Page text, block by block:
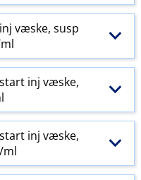
væske, susp
inj væske,
inj væske,
​ml